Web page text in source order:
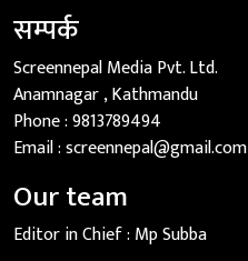
सम्पर्क
Screennepal Media Pvt. Ltd.
Anamnagar , Kathmandu
Phone :9813789494
Email :screennepal@gmail.com
Our team
Editor in Chief : Mp Subba